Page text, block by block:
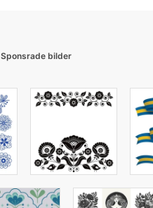
Sponsrade bilder